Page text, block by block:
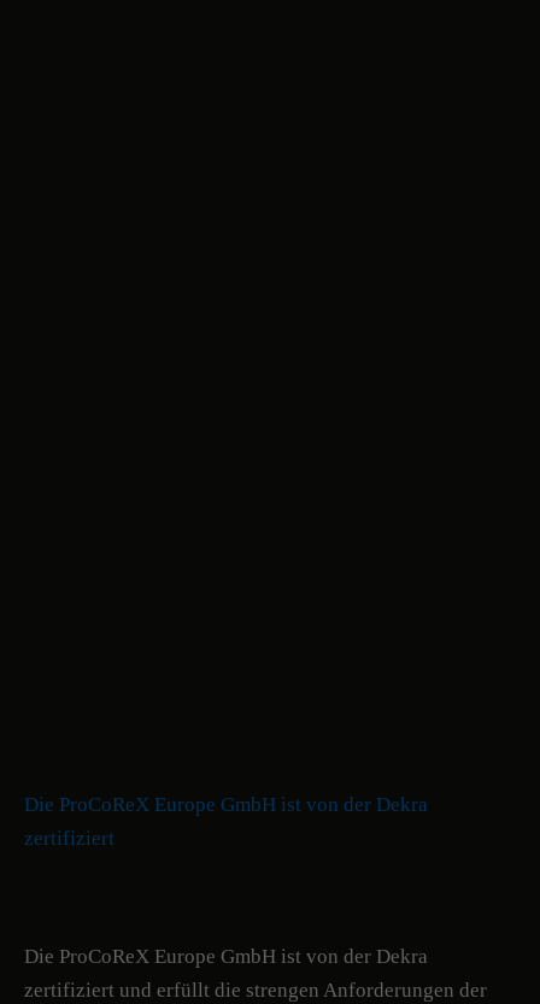
Die ProCoReX Europe GmbH ist von der Dekra
zertifiziert
Die ProCoReX Europe GmbH ist von der Dekra
zertifiziert und erfüllt die strengen Anforderungen der